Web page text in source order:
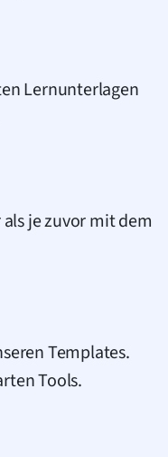
Lernunterlagen
je zuvor mit dem
Templates.
Tools.